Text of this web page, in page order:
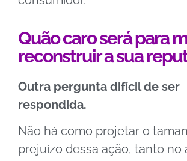
Quão caro será para
reconstruir a sua
Outra pergunta difícil de ser
respondida.
Não há como projetar o
prejuízo dessa ação, tanto no